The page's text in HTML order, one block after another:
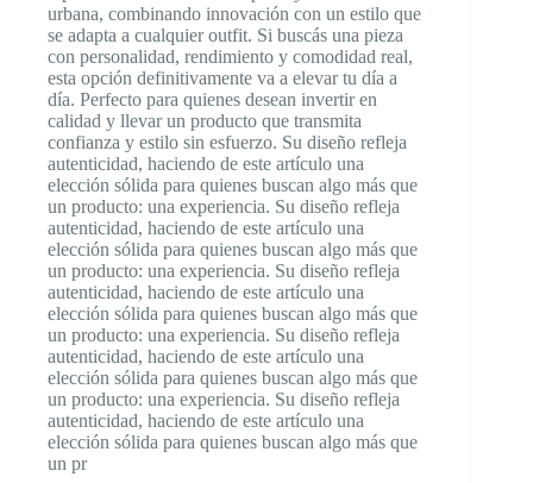
urbana, combinando innovación con un estilo que
se adapta a cualquier outfit. Si buscás una pieza
con personalidad, rendimiento y comodidad real,
esta opción definitivamente va a elevar tu día a
día. Perfecto para quienes desean invertir en
calidad y llevar un producto que transmita
confianza y estilo sin esfuerzo. Su diseño refleja
autenticidad, haciendo de este artículo una
elección sólida para quienes buscan algo más que
un producto: una experiencia. Su diseño refleja
autenticidad, haciendo de este artículo una
elección sólida para quienes buscan algo más que
un producto: una experiencia. Su diseño refleja
autenticidad, haciendo de este artículo una
elección sólida para quienes buscan algo más que
un producto: una experiencia. Su diseño refleja
autenticidad, haciendo de este artículo una
elección sólida para quienes buscan algo más que
un producto: una experiencia. Su diseño refleja
autenticidad, haciendo de este artículo una
elección sólida para quienes buscan algo más que
un pr